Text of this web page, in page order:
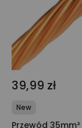
39,99 zł
New
Przewód